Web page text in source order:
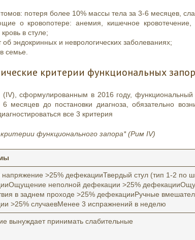
потеря более 10% массы тела за 3-6 месяцев,
о кровопотере: анемия, кишечное
в стуле;
эндокринных и неврологических заболеваниях;
семье.
критерии функциональных
сформулированным в 2016 году, функциональный
до постановки диагноза, обязательно
все 3 критерия
функционального запора* (Рим IV)
>25% дефекацииТвердый стул (тип 1-2 по
неполной дефекации >25%
в заднем проходе >25% дефекацииРучные
>25% случаевМенее 3 испражнений в неделю
вынуждает принимать слабительные